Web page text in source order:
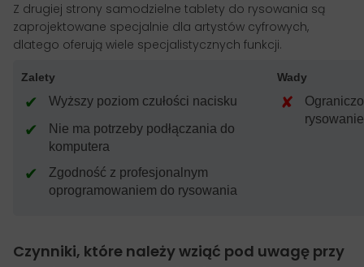
Z drugiej strony samodzielne tablety do rysowania są
zaprojektowane specjalnie dla artystów cyfrowych,
dlatego oferują wiele specjalistycznych funkcji.
Zalety
✔ Wyższy poziom czułości nacisku
✔
Nie ma potrzeby podłączania do
komputera
✔
Zgodność z profesjonalnym
oprogramowaniem do rysowania
Wady
✘
Czynniki, które należy wziąć pod uwagę przy